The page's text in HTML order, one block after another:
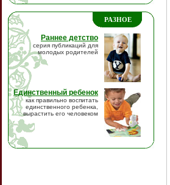
РАЗНОЕ
Раннее детство
серия публикаций для
молодых родителей
Единственный ребенок
как правильно воспитать
единственного ребенка,
вырастить его человеком